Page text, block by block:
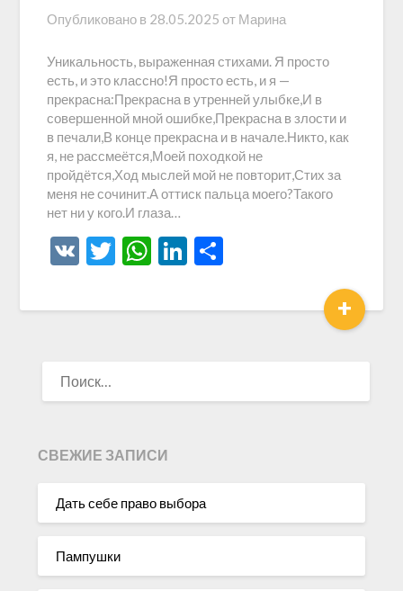
Опубликовано в 28.05.2025 от Марина
Уникальность, выраженная стихами. Я просто
есть, и это классно!Я просто есть, и я —
прекрасна:Прекрасна в утренней улыбке,И в
совершенной мной ошибке,Прекрасна в злости и
в печали,В конце прекрасна и в начале.Никто, как
я, не рассмеётся,Моей походкой не
пройдётся,Ход мыслей мой не повторит,Стих за
меня не сочинит.А оттиск пальца моего?Такого
нет ни у кого.И глаза…
VK Twitter
WhatsApp
LinkedIn
+
СВЕЖИЕ ЗАПИСИ
Дать себе право выбора
Пампушки